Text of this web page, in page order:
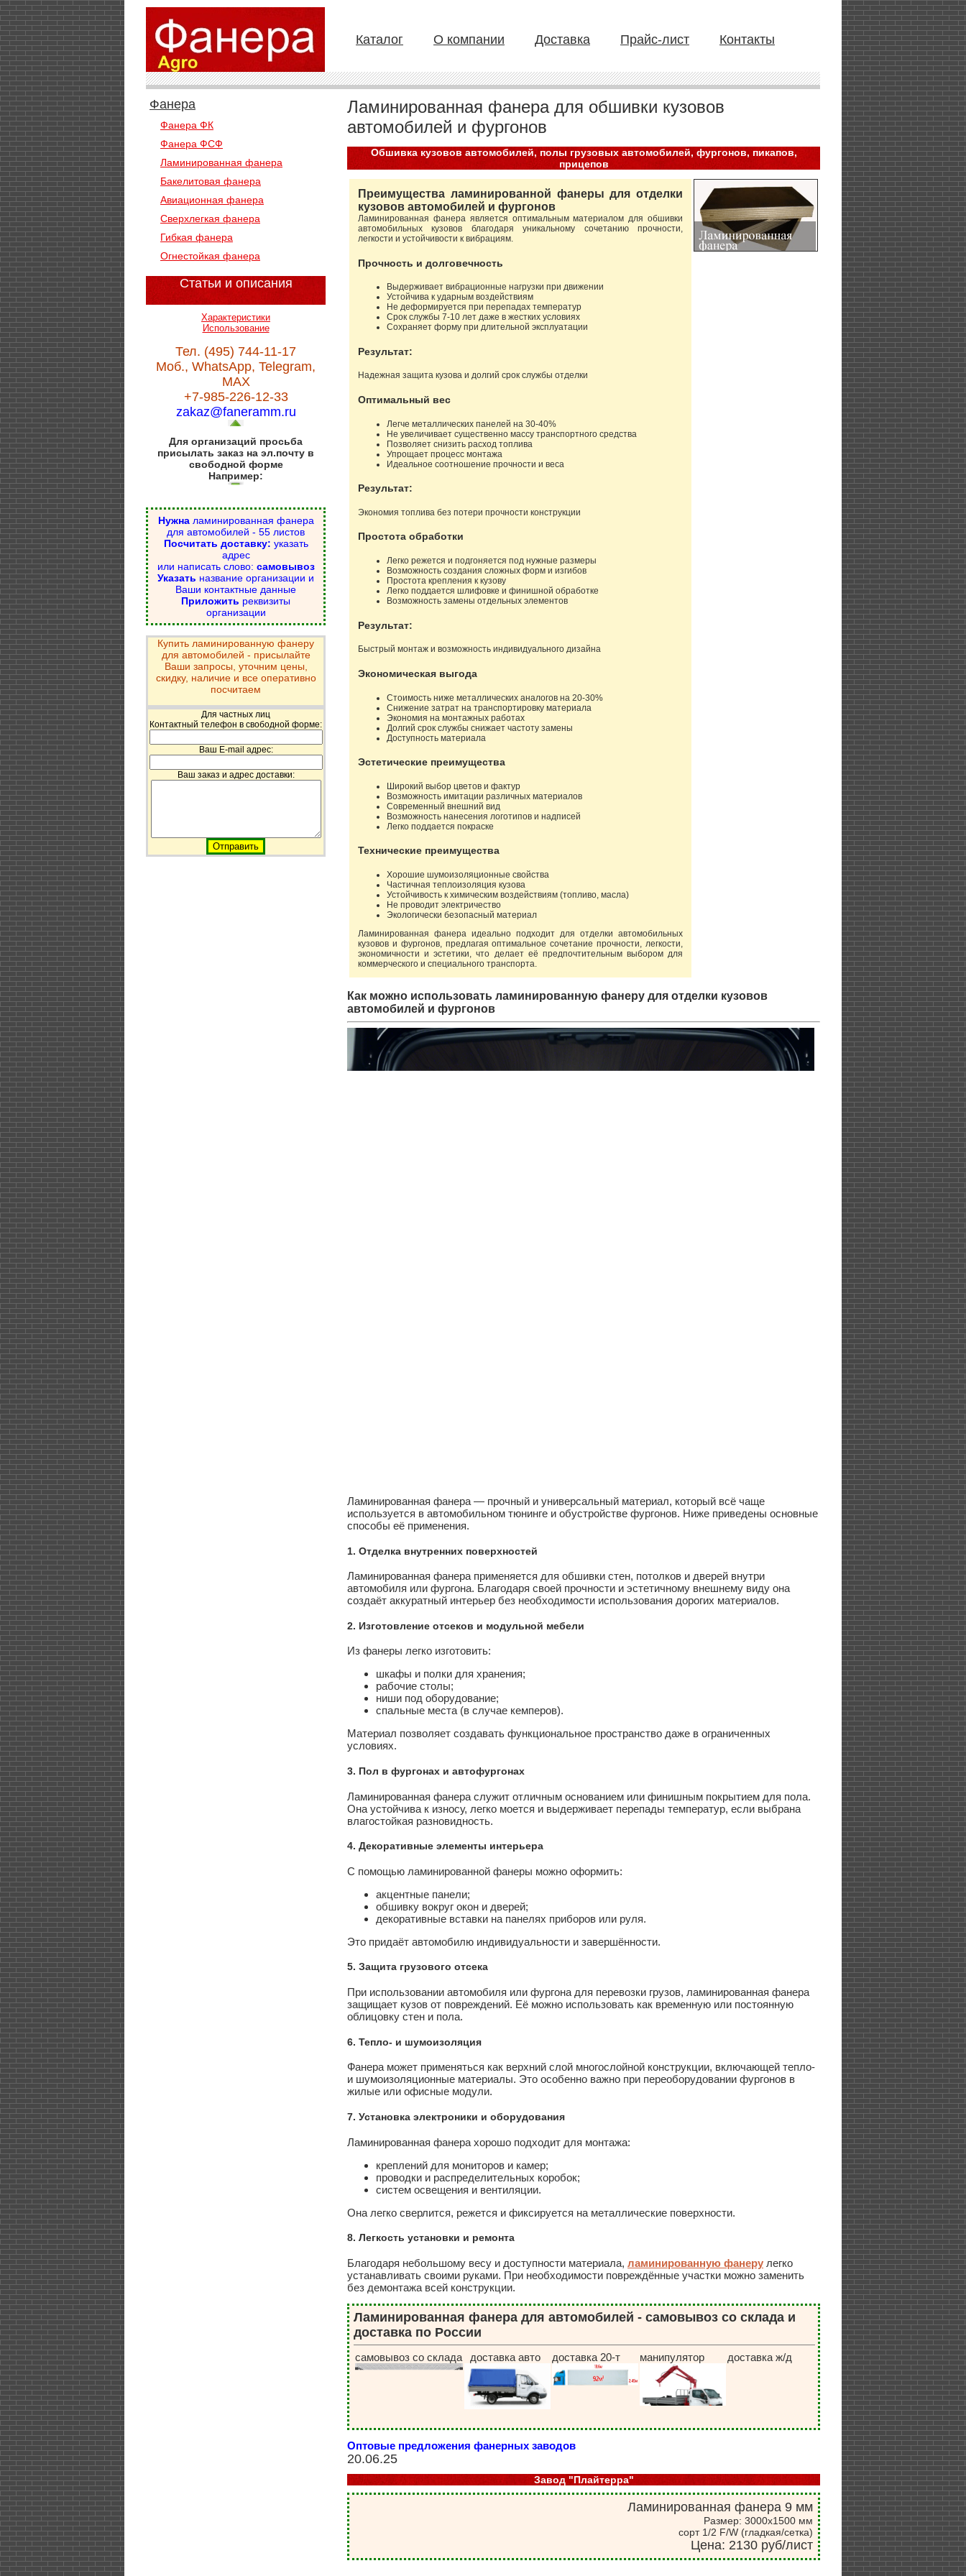
Каталог О компании Доставка Прайс-лист Контакты
Фанера
Фанера ФК
Фанера ФСФ
Ламинированная фанера
Бакелитовая фанера
Авиационная фанера
Сверхлегкая фанера
Гибкая фанера
Огнестойкая фанера
Статьи и описания
Характеристики
Использование
Тел. (495) 744-11-17
Моб., WhatsApp, Telegram,
MAX
+7-985-226-12-33
zakaz@faneramm.ru
Для организаций просьба
присылать заказ на эл.почту в
свободной форме
Например:
Нужналаминированная фанера
для автомобилей - 55 листов
Посчитать доставку: указать
адрес
или написать слово: самовывоз
Указать название организации и
Ваши контактные данные
Приложить реквизиты
организации
Купить ламинированную фанеру
для автомобилей - присылайте
Ваши запросы, уточним цены,
скидку, наличие и все оперативно
посчитаем
Для частных лиц
Контактный телефон в свободной форме:
Ваш E-mail адрес:
Ваш заказ и адрес доставки:
Ламинированная фанера для обшивки кузовов
автомобилей и фургонов
Обшивка кузовов автомобилей, полы грузовых автомобилей, фургонов, пикапов,
прицепов
Преимущества ламинированной фанеры для отделки
кузовов автомобилей и фургонов
Ламинированная фанера является оптимальным материалом для обшивки
автомобильных кузовов благодаря уникальному сочетанию прочности,
легкости и устойчивости к вибрациям.
Прочность и долговечность
Выдерживает вибрационные нагрузки при движении
Устойчива к ударным воздействиям
Не деформируется при перепадах температур
Срок службы 7-10 лет даже в жестких условиях
Сохраняет форму при длительной эксплуатации
Результат:
Надежная защита кузова и долгий срок службы отделки
Оптимальный вес
Легче металлических панелей на 30-40%
Не увеличивает существенно массу транспортного средства
Позволяет снизить расход топлива
Упрощает процесс монтажа
Идеальное соотношение прочности и веса
Результат:
Экономия топлива без потери прочности конструкции
Простота обработки
Легко режется и подгоняется под нужные размеры
Возможность создания сложных форм и изгибов
Простота крепления к кузову
Легко поддается шлифовке и финишной обработке
Возможность замены отдельных элементов
Результат:
Быстрый монтаж и возможность индивидуального дизайна
Экономическая выгода
Стоимость ниже металлических аналогов на 20-30%
Снижение затрат на транспортировку материала
Экономия на монтажных работах
Долгий срок службы снижает частоту замены
Доступность материала
Эстетические преимущества
Широкий выбор цветов и фактур
Возможность имитации различных материалов
Современный внешний вид
Возможность нанесения логотипов и надписей
Легко поддается покраске
Технические преимущества
Хорошие шумоизоляционные свойства
Частичная теплоизоляция кузова
Устойчивость к химическим воздействиям (топливо, масла)
Не проводит электричество
Экологически безопасный материал
Ламинированная фанера идеально подходит для отделки автомобильных
кузовов и фургонов, предлагая оптимальное сочетание прочности, легкости,
экономичности и эстетики, что делает её предпочтительным выбором для
коммерческого и специального транспорта.
Как можно использовать ламинированную фанеру для отделки кузовов
автомобилей и фургонов
Ламинированная фанера — прочный и универсальный материал, который всё чаще
используется в автомобильном тюнинге и обустройстве фургонов. Ниже приведены основные
способы её применения.
1. Отделка внутренних поверхностей
Ламинированная фанера применяется для обшивки стен, потолков и дверей внутри
автомобиля или фургона. Благодаря своей прочности и эстетичному внешнему виду она
создаёт аккуратный интерьер без необходимости использования дорогих материалов.
2. Изготовление отсеков и модульной мебели
Из фанеры легко изготовить:
шкафы и полки для хранения;
рабочие столы;
ниши под оборудование;
спальные места (в случае кемперов).
Материал позволяет создавать функциональное пространство даже в ограниченных
условиях.
3. Пол в фургонах и автофургонах
Ламинированная фанера служит отличным основанием или финишным покрытием для пола.
Она устойчива к износу, легко моется и выдерживает перепады температур, если выбрана
влагостойкая разновидность.
4. Декоративные элементы интерьера
С помощью ламинированной фанеры можно оформить:
акцентные панели;
обшивку вокруг окон и дверей;
декоративные вставки на панелях приборов или руля.
Это придаёт автомобилю индивидуальности и завершённости.
5. Защита грузового отсека
При использовании автомобиля или фургона для перевозки грузов, ламинированная фанера
защищает кузов от повреждений. Её можно использовать как временную или постоянную
облицовку стен и пола.
6. Тепло- и шумоизоляция
Фанера может применяться как верхний слой многослойной конструкции, включающей тепло-
и шумоизоляционные материалы. Это особенно важно при переоборудовании фургонов в
жилые или офисные модули.
7. Установка электроники и оборудования
Ламинированная фанера хорошо подходит для монтажа:
креплений для мониторов и камер;
проводки и распределительных коробок;
систем освещения и вентиляции.
Она легко сверлится, режется и фиксируется на металлические поверхности.
8. Легкость установки и ремонта
Благодаря небольшому весу и доступности материала, ламинированную фанеру легко
устанавливать своими руками. При необходимости повреждённые участки можно заменить
без демонтажа всей конструкции.
Ламинированная фанера для автомобилей - самовывоз со склада и
доставка по России
самовывоз со склада доставка авто доставка 20-т манипулятор доставка ж/д
Оптовые предложения фанерных заводов
20.06.25
Завод "Плайтерра"
Ламинированная фанера 9 мм
Размер: 3000х1500 мм
сорт 1/2 F/W (гладкая/сетка)
Цена: 2130 руб/лист